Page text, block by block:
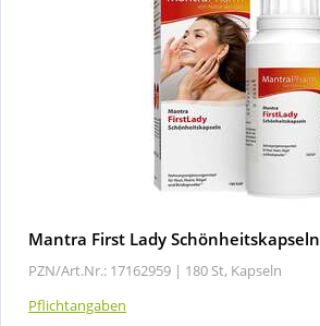
Mantra First Lady Schönheitskapseln
PZN/Art.Nr.: 17162959 | 180 St, Kapseln
Pflichtangaben